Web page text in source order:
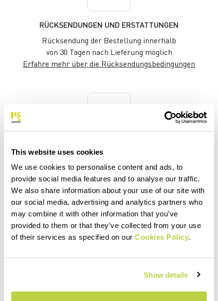
This website uses cookies
We use cookies to personalise content and ads, to
provide social media features and to analyse our traffic.
We also share information about your use of our site with
our social media, advertising and analytics partners who
may combine it with other information that you’ve
provided to them or that they’ve collected from your use
of their services as specified on our Cookies Policy.
Show details
RÜCKSENDUNGEN UND ERSTATTUNGEN
Rücksendung der Bestellung innerhalb
von 30 Tagen nach Lieferung möglich
Erfahre mehr über die Rücksendungsbedingungen
FAQ
Hast du noch weitere Fragen?
Kein Problem, wir haben alle Antworten!
Klicke hier
email
Hast du Fragen an uns?